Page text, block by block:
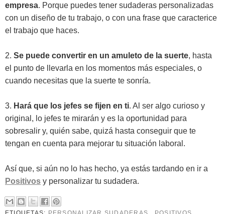
empresa. Porque puedes tener sudaderas personalizadas
con un diseño de tu trabajo, o con una frase que caracterice
el trabajo que haces.
2. Se puede convertir en un amuleto de la suerte, hasta
el punto de llevarla en los momentos más especiales, o
cuando necesitas que la suerte te sonría.
3. Hará que los jefes se fijen en ti. Al ser algo curioso y
original, lo jefes te mirarán y es la oportunidad para
sobresalir y, quién sabe, quizá hasta conseguir que te
tengan en cuenta para mejorar tu situación laboral.
Así que, si aún no lo has hecho, ya estás tardando en ir a
Positivos y personalizar tu sudadera.